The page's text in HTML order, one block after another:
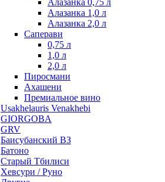
Алазанка 0,75 л
Алазанка 1,0 л
Алазанка 2,0 л
Саперави
0,75 л
1,0 л
2,0 л
Пиросмани
Ахашени
Премиальное вино
Usakhelauris Venakhebi
GIORGOBA
GRV
Баисубанский ВЗ
Батоно
Старый Тбилиси
Хевсури / Руно